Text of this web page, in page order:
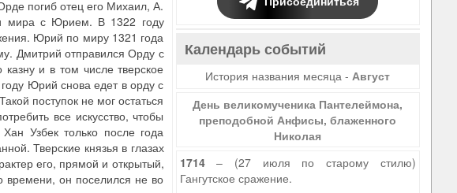
погиб отец его Михаил, А.
мира с Юрием. В 1322 году
Юрий по миру 1321 года
Дмитрий отправился Орду с
и в том числе тверское
Юрий снова едет в орду с
поступок не мог остаться
все искусство, чтобы
Узбек только после года
Тверские князья в глазах
его, прямой и открытый,
времени, он поселился не во
Календарь событий
История названия месяца -Август
День великомученика Пантелеймона,
преподобной Анфисы, блаженного
Николая
1714– (27 июля по старому стилю)
Гангутское сражение.